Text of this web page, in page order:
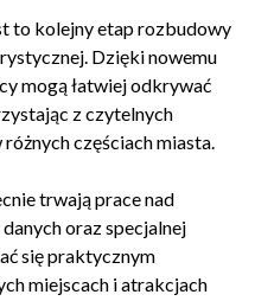
to kolejny etap rozbudowy
Dzięki nowemu
mogą łatwiej odkrywać
z czytelnych
częściach miasta.
trwają prace nad
oraz specjalnej
się praktycznym
miejscach i atrakcjach